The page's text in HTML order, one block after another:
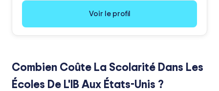
Voir le profil
Combien Coûte La Scolarité Dans Les
Écoles De L'IB Aux États-Unis ?